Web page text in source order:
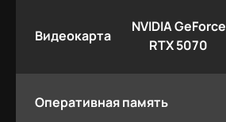
Видеокарта
NVIDIA GeForce
RTX 5070
Оперативная память